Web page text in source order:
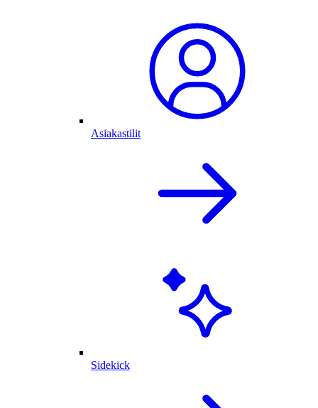
Asiakastilit
Sidekick